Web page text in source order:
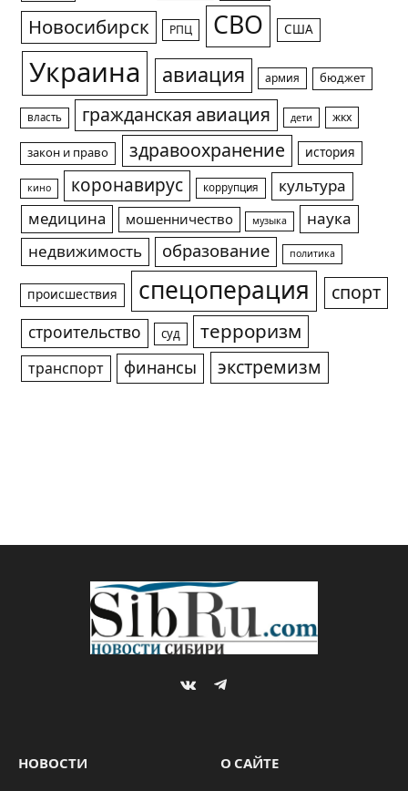
Новосибирск РПЦ СВО США
Украина авиация армия бюджет
власть гражданская авиация дети жкх
закон и право здравоохранение история
кино коронавирус коррупция
культура
медицина
мошенничество музыка
наука
недвижимость
образование политика
происшествия спецоперация спорт
строительство суд терроризм
транспорт финансы экстремизм
VKontakteTelegram
НОВОСТИ О САЙТЕ